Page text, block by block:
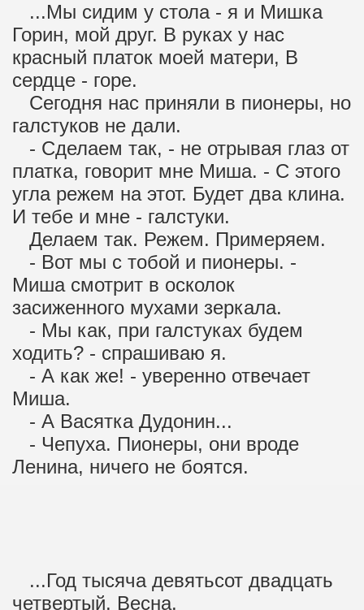
...Мы сидим у стола - я и Мишка
Горин, мой друг. В руках у нас
красный платок моей матери, В
сердце - горе.
Сегодня нас приняли в пионеры, но
галстуков не дали.
- Сделаем так, - не отрывая глаз от
платка, говорит мне Миша. - С этого
угла режем на этот. Будет два клина.
И тебе и мне - галстуки.
Делаем так. Режем. Примеряем.
- Вот мы с тобой и пионеры. -
Миша смотрит в осколок
засиженного мухами зеркала.
- Мы как, при галстуках будем
ходить? - спрашиваю я.
- А как же! - уверенно отвечает
Миша.
- А Васятка Дудонин...
- Чепуха. Пионеры, они вроде
Ленина, ничего не боятся.
...Год тысяча девятьсот двадцать
четвертый. Весна.